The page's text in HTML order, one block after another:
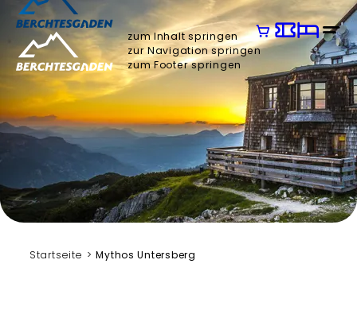
zum Inhalt springen
zur Navigation springen
zum Footer springen
Startseite Mythos Untersberg